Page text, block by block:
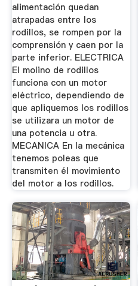
alimentación quedan
atrapadas entre los
rodillos, se rompen por la
comprensión y caen por la
parte inferior. ELECTRICA
El molino de rodillos
funciona con un motor
eléctrico, dependiendo de
que apliquemos los rodillos
se utilizara un motor de
una potencia u otra.
MECANICA En la mecánica
tenemos poleas que
transmiten él movimiento
del motor a los rodillos.